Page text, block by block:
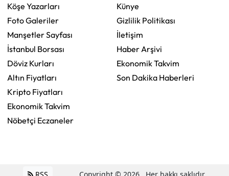
Köşe Yazarları
Foto Galeriler
Manşetler Sayfası
İstanbul Borsası
Döviz Kurları
Altın Fiyatları
Kripto Fiyatları
Ekonomik Takvim
Nöbetçi Eczaneler
Künye
Gizlilik Politikası
İletişim
Haber Arşivi
Ekonomik Takvim
Son Dakika Haberleri